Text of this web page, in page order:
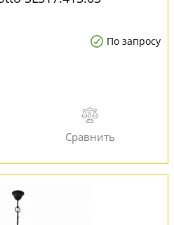
По запросу